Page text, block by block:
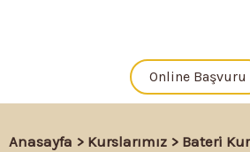
Online Başvuru
Anasayfa > Kurslarımız > Bateri